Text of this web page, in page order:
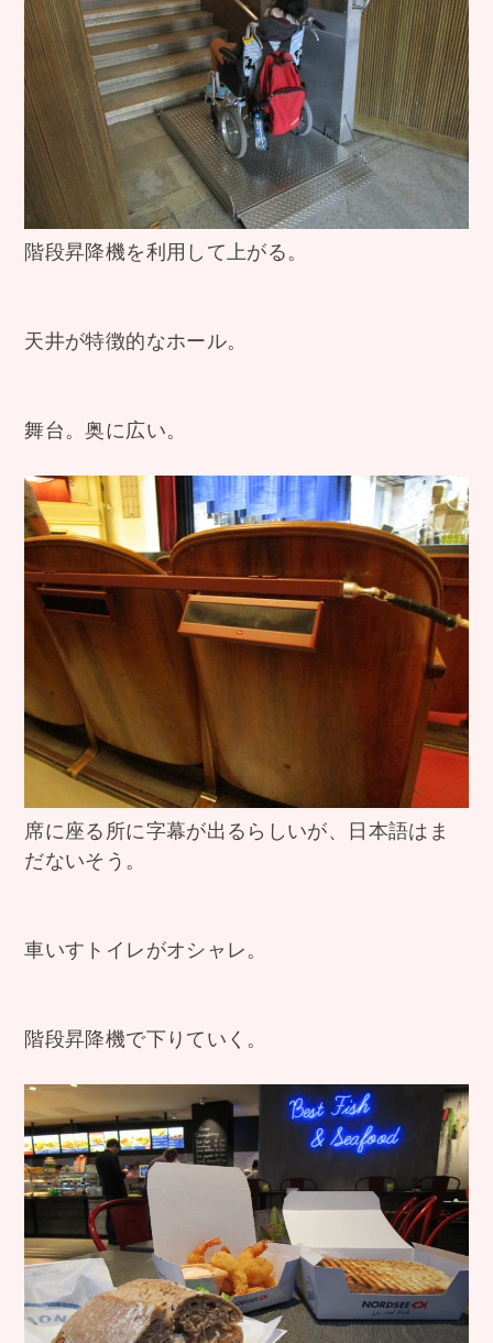
階段昇降機を利用して上がる。
天井が特徴的なホール。
舞台。奥に広い。
席に座る所に字幕が出るらしいが、日本語はま
だないそう。
車いすトイレがオシャレ。
階段昇降機で下りていく。